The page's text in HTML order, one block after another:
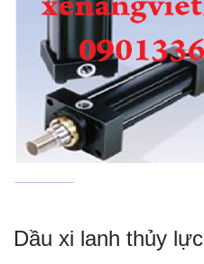
Dầu xi lanh thủy lực